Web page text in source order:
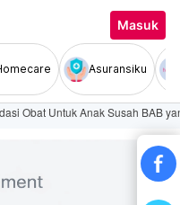
Masuk
Asuransiku
Obat Untuk Anak Susah BAB